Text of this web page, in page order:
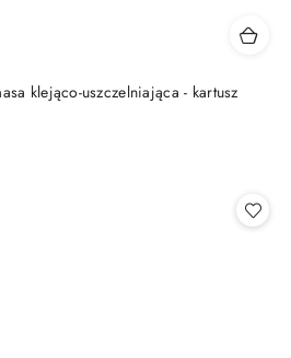
klejąco-uszczelniająca - kartusz